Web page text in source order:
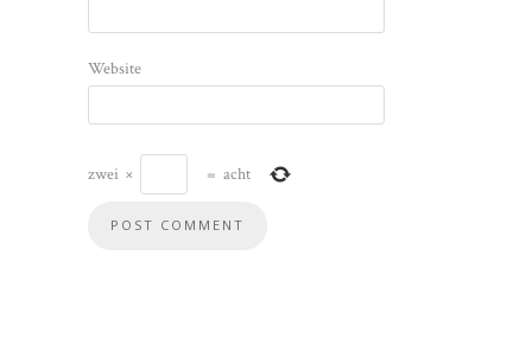
Website
zwei × = acht